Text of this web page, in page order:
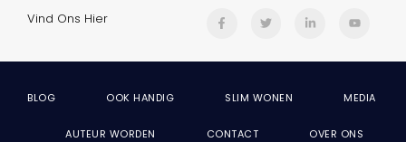
Vind Ons Hier
BLOG OOK HANDIG SLIM WONEN MEDIA
AUTEUR WORDEN CONTACT OVER ONS